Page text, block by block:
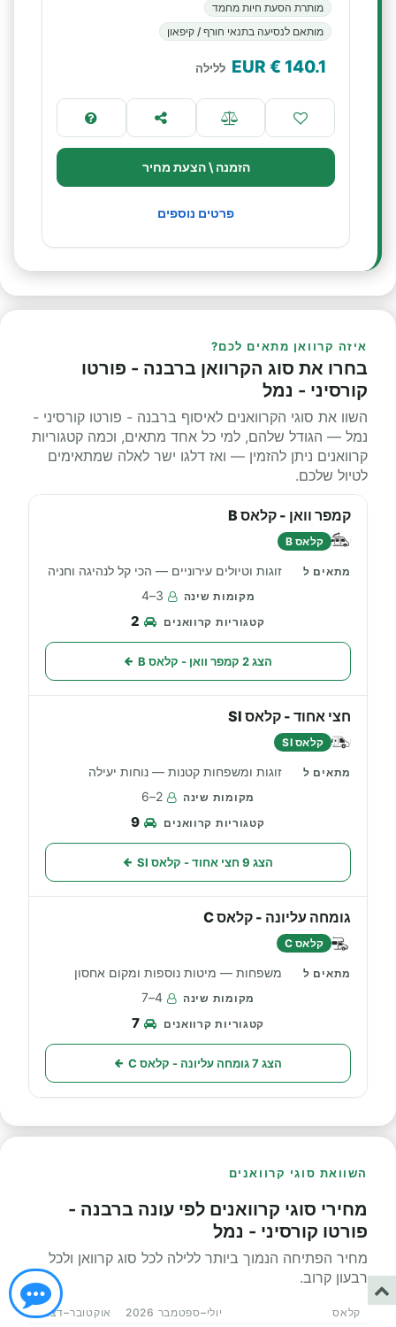
מותרת הסעת חיות מחמד
מותאם לנסיעה בתנאי חורף / קיפאון
140.1
€ EUR ללילה
הזמנה \ הצעת מחיר
פרטים נוספים
איזה קרוואן מתאים לכם?
בחרו את סוג הקרוואן ברבנה - פורטו
קורסיני - נמל
השוו את סוגי הקרוואנים לאיסוף ברבנה - פורטו קורסיני -
נמל — הגודל שלהם, למי כל אחד מתאים, וכמה קטגוריות
קרוואנים ניתן להזמין — ואז דלגו ישר לאלה שמתאימים
לטיול שלכם.
קמפר וואן - קלאס B
קלאס B
זוגות וטיולים עירוניים — הכי קל לנהיגה וחניה
3–4
2
הצג 2 קמפר וואן - קלאס B
חצי אחוד - קלאס SI
קלאס SI
זוגות ומשפחות קטנות — נוחות יעילה
2–6
9
הצג 9 חצי אחוד - קלאס SI
גומחה עליונה - קלאס C
קלאס C
משפחות — מיטות נוספות ומקום אחסון
4–7
7
הצג 7 גומחה עליונה - קלאס C
השוואת סוגי קרוואנים
מחירי סוגי קרוואנים לפי עונה ברבנה -
פורטו קורסיני - נמל
מחיר הפתיחה הנמוך ביותר ללילה לכל סוג קרוואן ולכל
רבעון קרוב.
קלאס יולי–ספטמבר 2026 אוקטובר–דצמבר 2026